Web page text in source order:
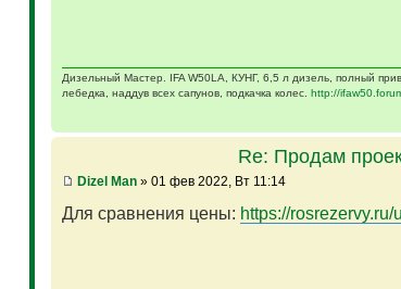
Дизельный Мастер. IFA W50LA, КУНГ, 6,5 л дизель, полный
лебедка, наддув всех сапунов, подкачка колес. http://
Re: Продам
Dizel Man» 01 фев 2022, Вт 11:14
Для сравнения цены: https://